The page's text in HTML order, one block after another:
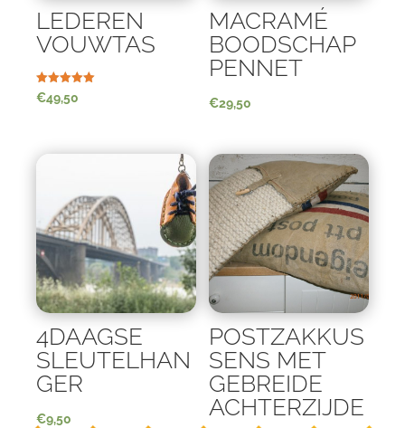
LEDEREN
VOUWTAS
Waardering
5.00
€49,50
MACRAMÉ
BOODSCHAP
PENNET
€29,50
4DAAGSE
SLEUTELHAN
GER
€9,50
POSTZAKKUS
SENS MET
GEBREIDE
ACHTERZIJDE